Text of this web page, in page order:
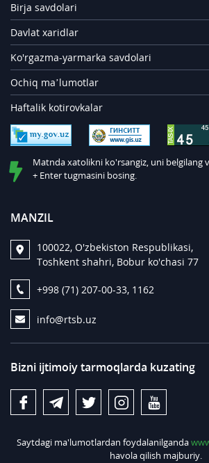
Birja savdolari
Davlat xaridlar
Ko'rgazma-yarmarka savdolari
Ochiq ma’lumotlar
Haftalik kotirovkalar
Matnda xatolikni ko'rsangiz, uni belgilang
+ Enter tugmasini bosing.
MANZIL
100022, O'zbekiston Respublikasi,
Toshkent shahri, Bobur ko'chasi 77
+998 (71) 207-00-33, 1162
info@rtsb.uz
Bizni ijtimoiy tarmoqlarda kuzating
Saytdagi ma'lumotlardan foydalanilganda
havola qilish majburiy.